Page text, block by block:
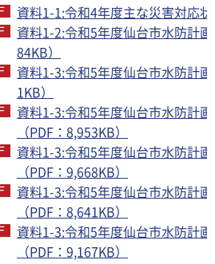
資料1-1:令和4年度主な災害対応
資料1-2:令和5年度仙台市水防計
84KB）
資料1-3:令和5年度仙台市水防計
1KB）
資料1-3:令和5年度仙台市水防計
（PDF：8,953KB）
資料1-3:令和5年度仙台市水防計
（PDF：9,668KB）
資料1-3:令和5年度仙台市水防計
（PDF：8,641KB）
資料1-3:令和5年度仙台市水防計
（PDF：9,167KB）